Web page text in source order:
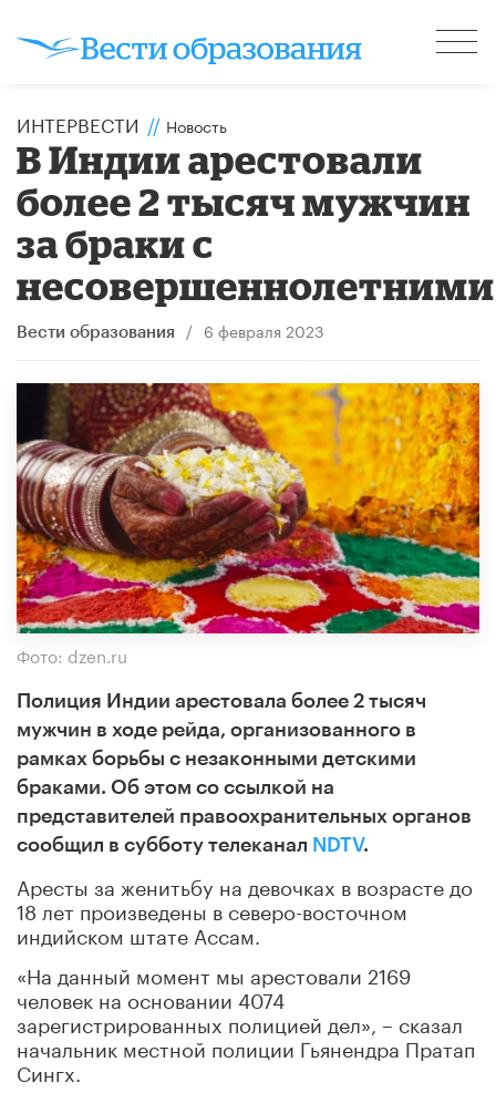
ИНТЕРВЕСТИ // Новость
В Индии арестовали
более 2 тысяч мужчин
за браки с
несовершеннолетними
Вести образования / 6 февраля 2023
Фото: dzen.ru
Полиция Индии арестовала более 2 тысяч
мужчин в ходе рейда, организованного в
рамках борьбы с незаконными детскими
браками. Об этом со ссылкой на
представителей правоохранительных органов
сообщил в субботу телеканал NDTV.
Аресты за женитьбу на девочках в возрасте до
18 лет произведены в северо-восточном
индийском штате Ассам.
«На данный момент мы арестовали 2169
человек на основании 4074
зарегистрированных полицией дел», – сказал
начальник местной полиции Гьянендра Пратап
Сингх.